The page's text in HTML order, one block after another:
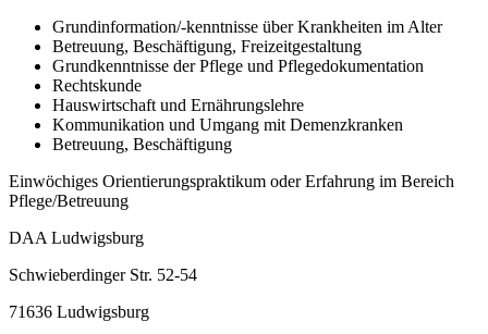
Grundinformation/-kenntnisse über Krankheiten im Alter
Betreuung, Beschäftigung, Freizeitgestaltung
Grundkenntnisse der Pflege und Pflegedokumentation
Rechtskunde
Hauswirtschaft und Ernährungslehre
Kommunikation und Umgang mit Demenzkranken
Betreuung, Beschäftigung
Einwöchiges Orientierungspraktikum oder Erfahrung im Bereich
Pflege/Betreuung
DAA Ludwigsburg
Schwieberdinger Str. 52-54
71636 Ludwigsburg